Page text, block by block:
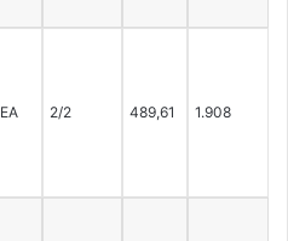
EA 2/2 489,61 1.908